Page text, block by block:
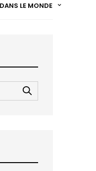
LE MONDE